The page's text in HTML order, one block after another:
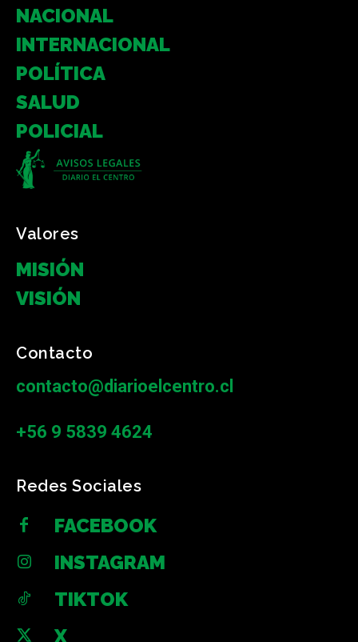
NACIONAL
INTERNACIONAL
POLÍTICA
SALUD
POLICIAL
Valores
MISIÓN
VISIÓN
Contacto
contacto@diarioelcentro.cl
+56 9 5839 4624
Redes Sociales
FACEBOOK
INSTAGRAM
TIKTOK
X